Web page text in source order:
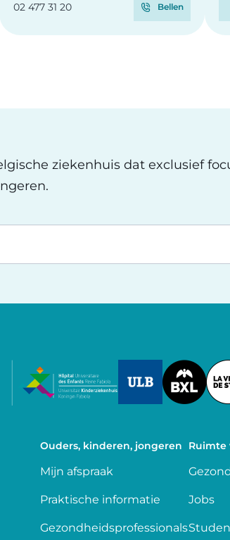
02 477 31 20 Bellen
ziekenhuis dat exclusief
Image
Ouders, kinderen, jongeren
Mijn afspraak
Praktische informatie
Gezondheidsprofessionals
Ruimte
Jobs